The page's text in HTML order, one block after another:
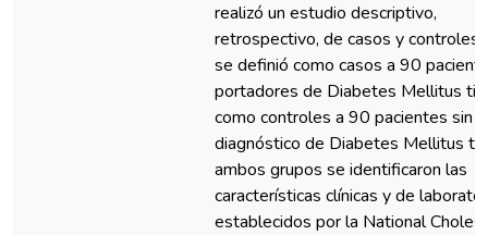
realizó un estudio descriptivo,
retrospectivo, de casos y controles,
se definió como casos a 90
portadores de Diabetes Mellitus
como controles a 90 pacientes sin
diagnóstico de Diabetes Mellitus
ambos grupos se identificaron las
características clínicas y de
establecidos por la National